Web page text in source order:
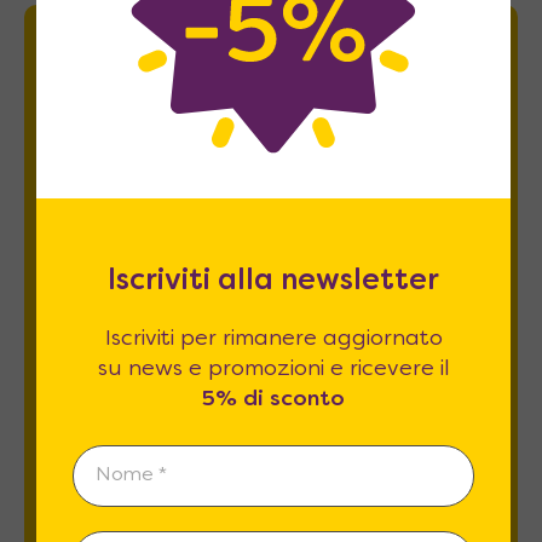
Newsletter
Iscriviti per rimanere aggiornato su news
privacy *
REGISTRATI
Iscriviti alla newsletter
Iscriviti per rimanere aggiornato
su news e promozioni e ricevere il
5% di sconto